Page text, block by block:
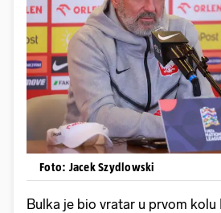
Foto: Jacek Szydlowski
Bulka je bio vratar u prvom kolu